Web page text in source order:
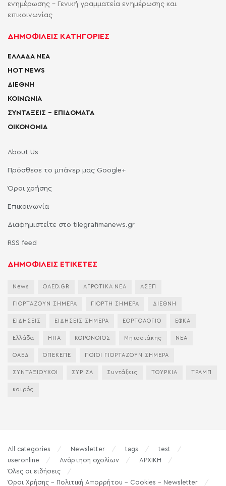
ενημέρωσης - Γενική γραμματεία ενημέρωσης και
επικοινωνίας
ΔΗΜΟΦΙΛΕΙΣ ΚΑΤΗΓΟΡΙΕΣ
ΕΛΛΑΔΑ ΝΕΑ
HOT NEWS
ΔΙΕΘΝΗ
ΚΟΙΝΩΝΙΑ
ΣΥΝΤΑΞΕΙΣ – ΕΠΙΔΟΜΑΤΑ
ΟΙΚΟΝΟΜΙΑ
About Us
Πρόσθεσε το μπάνερ μας Google+
Όροι χρήσης
Επικοινωνία
Διαφημιστείτε στο tilegrafimanews.gr
RSS feed
ΔΗΜΟΦΙΛΕΙΣ ΕΤΙΚΕΤΕΣ
News OAED.GR ΑΓΡΟΤΙΚΑ ΝΕΑ ΑΣΕΠ
ΓΙΟΡΤΑΖΟΥΝ ΣΗΜΕΡΑ ΓΙΟΡΤΗ ΣΗΜΕΡΑ ΔΙΕΘΝΗ
ΕΙΔΗΣΕΙΣ ΕΙΔΗΣΕΙΣ ΣΗΜΕΡΑ ΕΟΡΤΟΛΟΓΙΟ ΕΦΚΑ
Ελλάδα ΗΠΑ ΚΟΡΟΝΟΙΟΣ Μητσοτάκης ΝΕΑ
ΟΑΕΔ ΟΠΕΚΕΠΕ ΠΟΙΟΙ ΓΙΟΡΤΑΖΟΥΝ ΣΗΜΕΡΑ
ΣΥΝΤΑΞΙΟΥΧΟΙ ΣΥΡΙΖΑ Συντάξεις ΤΟΥΡΚΙΑ ΤΡΑΜΠ
καιρός
All categories Newsletter tags
test
useronline
Ανάρτηση σχολίων
ΑΡΧΙΚΗ
Όλες οι ειδήσεις
Όροι Χρήσης – Πολιτική Απορρήτου – Cookies – Newsletter